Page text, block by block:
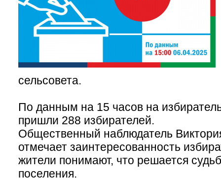
сельсовета.
По данным на 15 часов на
пришли 288 избирателей.
Общественный наблюдатель
отмечает заинтересованность
жители понимают, что решается
поселения.